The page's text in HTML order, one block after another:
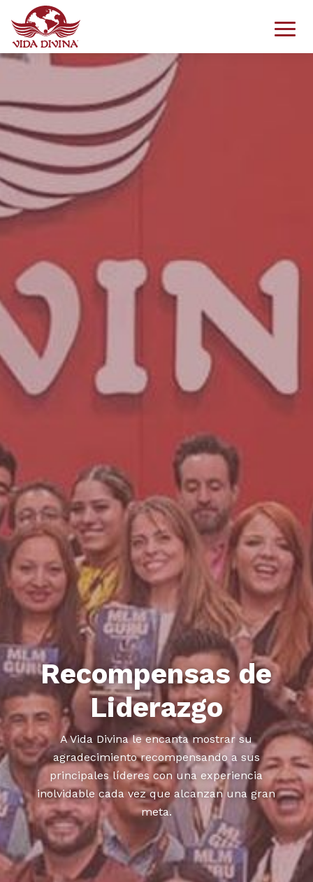
Recompensas de
Liderazgo
A Vida Divina le encanta mostrar su
agradecimiento recompensando a sus
principales líderes con una experiencia
inolvidable cada vez que alcanzan una gran
meta.